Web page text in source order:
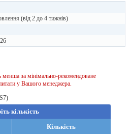
(від 2 до 4 тижнів)
за мінімально-рекомендоване
у Вашого менеджера.
кількість
Кількість